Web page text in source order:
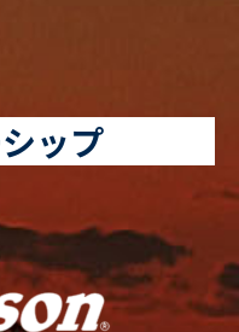
ップ